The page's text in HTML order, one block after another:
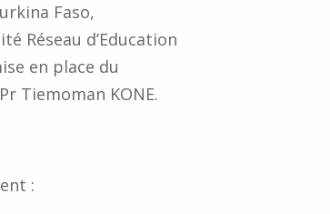
Faso,
Réseau d’Education
en place du
Tiemoman KONE.
: